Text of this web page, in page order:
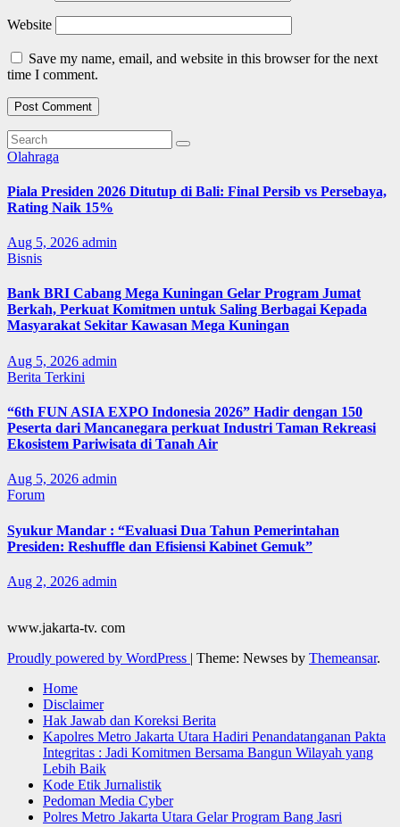
Website
Save my name, email, and website in this browser for the next
time I comment.
Olahraga
Piala Presiden 2026 Ditutup di Bali: Final Persib vs Persebaya,
Rating Naik 15%
Aug 5, 2026 admin
Bisnis
Bank BRI Cabang Mega Kuningan Gelar Program Jumat
Berkah, Perkuat Komitmen untuk Saling Berbagai Kepada
Masyarakat Sekitar Kawasan Mega Kuningan
Aug 5, 2026 admin
Berita Terkini
“6th FUN ASIA EXPO Indonesia 2026” Hadir dengan 150
Peserta dari Mancanegara perkuat Industri Taman Rekreasi
Ekosistem Pariwisata di Tanah Air
Aug 5, 2026 admin
Forum
Syukur Mandar : “Evaluasi Dua Tahun Pemerintahan
Presiden: Reshuffle dan Efisiensi Kabinet Gemuk”
Aug 2, 2026 admin
www.jakarta-tv. com
Proudly powered by WordPress | Theme: Newses by Themeansar.
Home
Disclaimer
Hak Jawab dan Koreksi Berita
Kapolres Metro Jakarta Utara Hadiri Penandatanganan Pakta
Integritas : Jadi Komitmen Bersama Bangun Wilayah yang
Lebih Baik
Kode Etik Jurnalistik
Pedoman Media Cyber
Polres Metro Jakarta Utara Gelar Program Bang Jasri